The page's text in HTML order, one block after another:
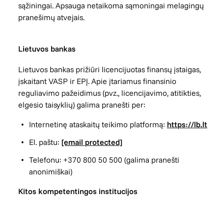
sąžiningai. Apsauga netaikoma sąmoningai melagingų
pranešimų atvejais.
Lietuvos bankas
Lietuvos bankas prižiūri licencijuotas finansų įstaigas,
įskaitant VASP ir EPĮ. Apie įtariamus finansinio
reguliavimo pažeidimus (pvz., licencijavimo, atitikties,
elgesio taisyklių) galima pranešti per:
Internetinę ataskaitų teikimo platformą: https://lb.lt
El. paštu: [email protected]
Telefonu: +370 800 50 500 (galima pranešti
anonimiškai)
Kitos kompetentingos institucijos